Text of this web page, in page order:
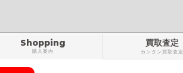
Shopping
購入案内
買取査定
カンタン買取査定